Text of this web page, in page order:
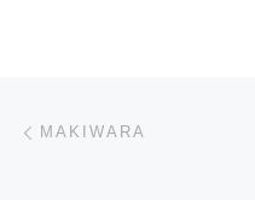
Post navigation
MAKIWARA